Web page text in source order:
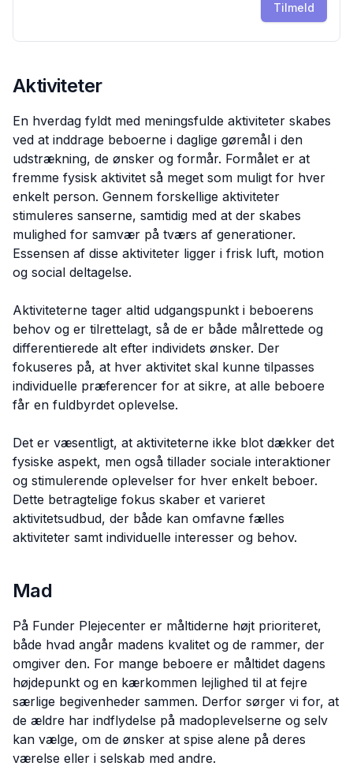
Tilmeld
Aktiviteter
En hverdag fyldt med meningsfulde aktiviteter skabes
ved at inddrage beboerne i daglige gøremål i den
udstrækning, de ønsker og formår. Formålet er at
fremme fysisk aktivitet så meget som muligt for hver
enkelt person. Gennem forskellige aktiviteter
stimuleres sanserne, samtidig med at der skabes
mulighed for samvær på tværs af generationer.
Essensen af disse aktiviteter ligger i frisk luft, motion
og social deltagelse.
Aktiviteterne tager altid udgangspunkt i beboerens
behov og er tilrettelagt, så de er både målrettede og
differentierede alt efter individets ønsker. Der
fokuseres på, at hver aktivitet skal kunne tilpasses
individuelle præferencer for at sikre, at alle beboere
får en fuldbyrdet oplevelse.
Det er væsentligt, at aktiviteterne ikke blot dækker det
fysiske aspekt, men også tillader sociale interaktioner
og stimulerende oplevelser for hver enkelt beboer.
Dette betragtelige fokus skaber et varieret
aktivitetsudbud, der både kan omfavne fælles
aktiviteter samt individuelle interesser og behov.
Mad
På Funder Plejecenter er måltiderne højt prioriteret,
både hvad angår madens kvalitet og de rammer, der
omgiver den. For mange beboere er måltidet dagens
højdepunkt og en kærkommen lejlighed til at fejre
særlige begivenheder sammen. Derfor sørger vi for, at
de ældre har indflydelse på madoplevelserne og selv
kan vælge, om de ønsker at spise alene på deres
værelse eller i selskab med andre.